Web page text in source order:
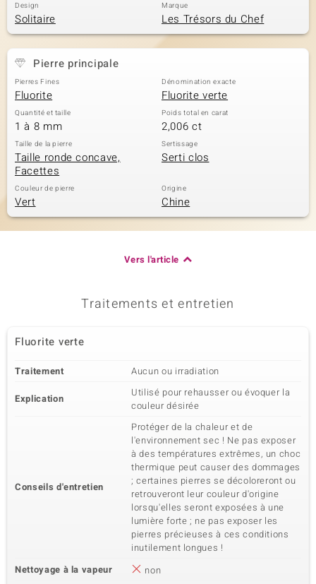
Design
Solitaire
Marque
Les Trésors du Chef
Pierre principale
Pierres Fines
Fluorite
Dénomination exacte
Fluorite verte
Quantité et taille
1 à 8 mm
Poids total en carat
2,006 ct
Taille de la pierre
Taille ronde concave,
Facettes
Sertissage
Serti clos
Couleur de pierre
Vert
Origine
Chine
Vers l'article
Traitements et entretien
Fluorite verte
Traitement Aucun ou irradiation
Explication
Utilisé pour rehausser ou évoquer la
couleur désirée
Conseils d'entretien
Protéger de la chaleur et de
l'environnement sec ! Ne pas exposer
à des températures extrêmes, un choc
thermique peut causer des dommages
; certaines pierres se décoloreront ou
retrouveront leur couleur d'origine
lorsqu'elles seront exposées à une
lumière forte ; ne pas exposer les
pierres précieuses à ces conditions
inutilement longues !
Nettoyage à la vapeur
non